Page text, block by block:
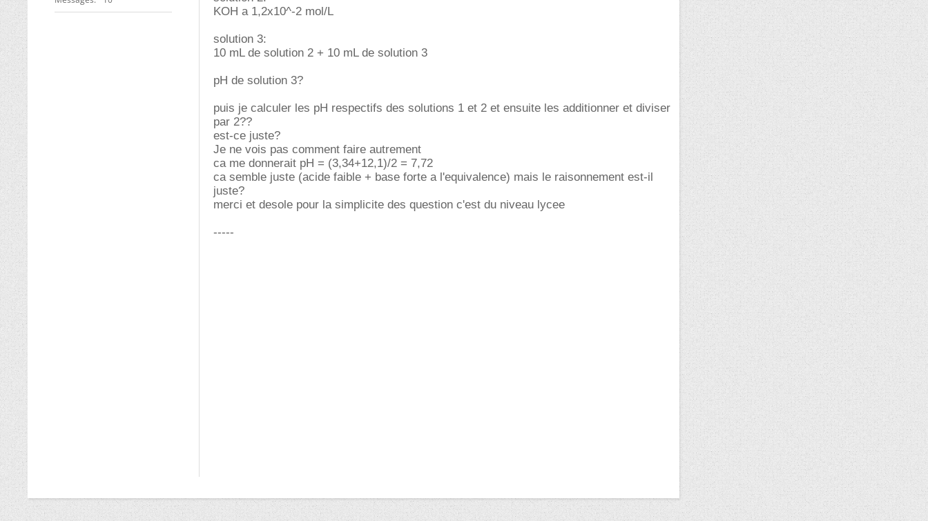
KOH a 1,2x10^-2 mol/L
solution 3:
10 mL de solution 2 + 10 mL de solution 3
pH de solution 3?
puis je calculer les pH respectifs des solutions 1 et 2 et ensuite les additionner et diviser
par 2??
est-ce juste?
Je ne vois pas comment faire autrement
ca me donnerait pH = (3,34+12,1)/2 = 7,72
ca semble juste (acide faible + base forte a l'equivalence) mais le raisonnement est-il
juste?
merci et desole pour la simplicite des question c'est du niveau lycee
-----